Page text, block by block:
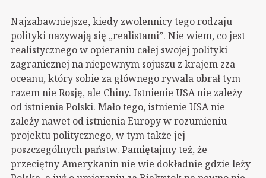
Najzabawniejsze, kiedy zwolennicy tego rodzaju
polityki nazywają się „realistami”. Nie wiem, co jest
realistycznego w opieraniu całej swojej polityki
zagranicznej na niepewnym sojuszu z krajem zza
oceanu, który sobie za głównego rywala obrał tym
razem nie Rosję, ale Chiny. Istnienie USA nie zależy
od istnienia Polski. Mało tego, istnienie USA nie
zależy nawet od istnienia Europy w rozumieniu
projektu politycznego, w tym także jej
poszczególnych państw. Pamiętajmy też, że
przeciętny Amerykanin nie wie dokładnie gdzie leży